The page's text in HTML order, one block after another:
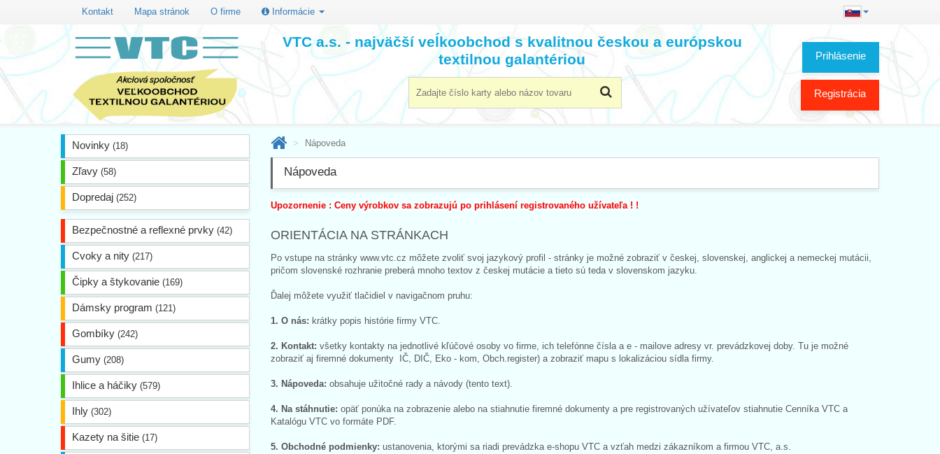
Kontakt Mapa stránok O firme Informácie
Prihlásenie
Registrácia
VTC a.s. - najväčší veĺkoobchod s kvalitnou českou a európskou
textilnou galantériou
Novinky (18)
Zľavy (58)
Dopredaj (252)
Bezpečnostné a reflexné prvky (42)
Cvoky a nity (217)
Čipky a štykovanie (169)
Dámsky program (121)
Gombíky (242)
Gumy (208)
Ihlice a háčiky (579)
Ihly (302)
Kazety na šitie (17)
Nápoveda
Nápoveda
Upozornenie : Ceny výrobkov sa zobrazujú po prihlásení registrovaného užívateľa ! !
ORIENTÁCIA NA STRÁNKACH
Po vstupe na stránky www.vtc.cz môžete zvoliť svoj jazykový profil - stránky je možné zobraziť v českej, slovenskej, anglickej a nemeckej mutácii,
pričom slovenské rozhranie preberá mnoho textov z českej mutácie a tieto sú teda v slovenskom jazyku.
Ďalej môžete využiť tlačidiel v navigačnom pruhu:
1. O nás: krátky popis histórie firmy VTC.
2. Kontakt: všetky kontakty na jednotlivé kľúčové osoby vo firme, ich telefónne čísla a e - mailove adresy vr. prevádzkovej doby. Tu je možné
zobraziť aj firemné dokumenty IČ, DIČ, Eko - kom, Obch.register) a zobraziť mapu s lokalizáciou sídla firmy.
3. Nápoveda: obsahuje užitočné rady a návody (tento text).
4. Na stáhnutie: opäť ponúka na zobrazenie alebo na stiahnutie firemné dokumenty a pre registrovaných užívateľov stiahnutie Cenníka VTC a
Katalógu VTC vo formáte PDF.
5. Obchodné podmienky: ustanovenia, ktorými sa riadi prevádzka e-shopu VTC a vzťah medzi zákazníkom a firmou VTC, a.s.